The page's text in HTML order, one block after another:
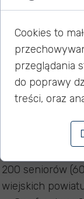
Zapraszamy
wiejskich
udziału w
rozwój
wykluczeniu
200 seniorów
wiejskich
Cookies to
przeglądania
do poprawy
treści, oraz